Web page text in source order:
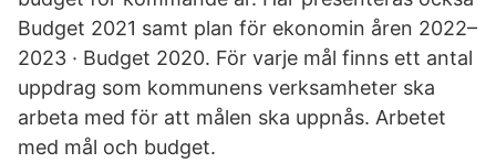
Budget 2021 samt plan för ekonomin åren 2022–
2023 · Budget 2020. För varje mål finns ett antal
uppdrag som kommunens verksamheter ska
arbeta med för att målen ska uppnås. Arbetet
med mål och budget.